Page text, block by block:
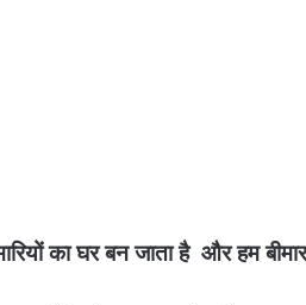
का घर बन जाता है और हम